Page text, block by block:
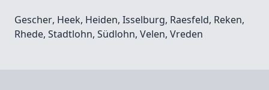
Gescher, Heek, Heiden, Isselburg, Raesfeld, Reken,
Rhede, Stadtlohn, Südlohn, Velen, Vreden